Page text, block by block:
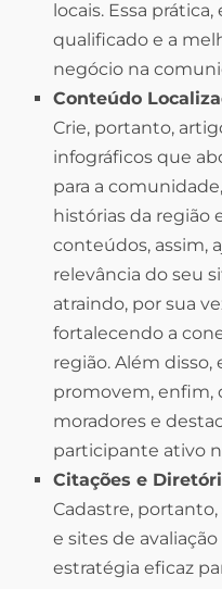
locais. Essa
qualificado e a
negócio na
Conteúdo
Crie, portanto,
infográficos que
para a
histórias da região
conteúdos, assim,
relevância do seu
atraindo, por sua
fortalecendo a
região. Além disso,
promovem, enfim,
moradores e
participante ativo
Citações e
Cadastre,
e sites de
estratégia eficaz